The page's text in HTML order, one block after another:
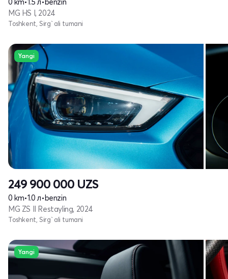
MG HS I, 2024
Toshkent, Sirg`ali tumani
Yangi
249 900 000 UZS
0 km•1.0 л•benzin
MG ZS II Restayling, 2024
Toshkent, Sirg`ali tumani
Yangi